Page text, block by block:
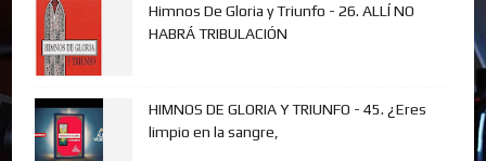
Himnos De Gloria y Triunfo - 26. ALLÍ NO
HABRÁ TRIBULACIÓN
HIMNOS DE GLORIA Y TRIUNFO - 45. ¿Eres
limpio en la sangre,